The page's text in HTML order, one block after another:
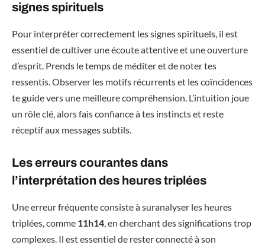
signes spirituels
Pour interpréter correctement les signes spirituels, il est
essentiel de cultiver une écoute attentive et une ouverture
d’esprit. Prends le temps de méditer et de noter tes
ressentis. Observer les motifs récurrents et les coïncidences
te guide vers une meilleure compréhension. L’intuition joue
un rôle clé, alors fais confiance à tes instincts et reste
réceptif aux messages subtils.
Les erreurs courantes dans
l’interprétation des heures triplées
Une erreur fréquente consiste à suranalyser les heures
triplées, comme 11h14, en cherchant des significations trop
complexes. Il est essentiel de rester connecté à son